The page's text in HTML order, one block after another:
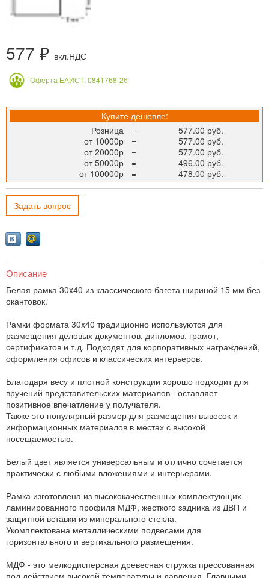
577 ₽ вкл.НДС
Оферта ЕАИСТ: 0841768-26
Купите дешевле:
Розница
=
577.00 руб.
от 10000р
=
577.00 руб.
от 20000р
=
577.00 руб.
от 50000р
=
496.00 руб.
от 100000р
= 478.00 руб.
Задать вопрос
Описание
Белая рамка 30x40 из классического багета шириной 15 мм без
окантовок.
Рамки формата 30x40 традиционно используются для
размещения деловых документов, дипломов, грамот,
сертификатов и т.д. Подходят для корпоративных награждений,
оформления офисов и классических интерьеров.
Благодаря весу и плотной конструкции хорошо подходит для
вручений представительских материалов - оставляет
позитивное впечатление у получателя.
Также это популярный размер для размещения вывесок и
информационных материалов в местах с высокой
посещаемостью.
Белый цвет является универсальным и отлично сочетается
практически с любыми вложениями и интерьерами.
Рамка изготовлена из высококачественных комплектующих -
ламинированного профиля МДФ, жесткого задника из ДВП и
защитной вставки из минерального стекла.
Укомплектована металлическими подвесами для
горизонтального и вертикального размещения.
МДФ - это мелкодисперсная древесная стружка прессованная